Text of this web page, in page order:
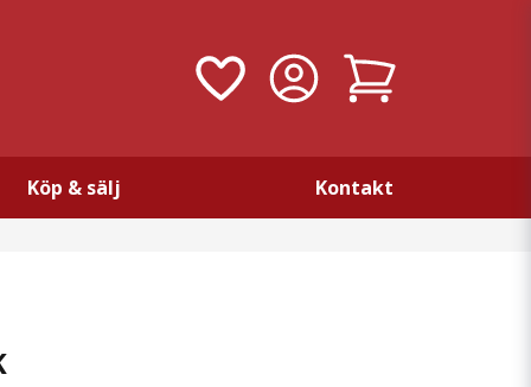
Köp & sälj Kontakt